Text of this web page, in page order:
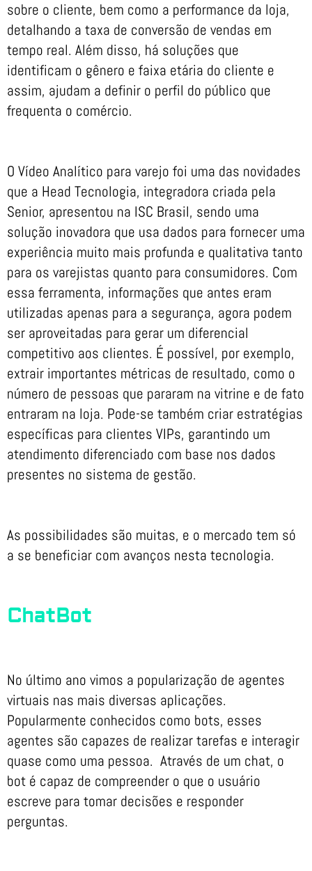
sobre o cliente, bem como a performance da loja,
detalhando a taxa de conversão de vendas em
tempo real. Além disso, há soluções que
identificam o gênero e faixa etária do cliente e
assim, ajudam a definir o perfil do público que
frequenta o comércio.
O Vídeo Analítico para varejo foi uma das novidades
que a Head Tecnologia, integradora criada pela
Senior, apresentou na ISC Brasil, sendo uma
solução inovadora que usa dados para fornecer uma
experiência muito mais profunda e qualitativa tanto
para os varejistas quanto para consumidores. Com
essa ferramenta, informações que antes eram
utilizadas apenas para a segurança, agora podem
ser aproveitadas para gerar um diferencial
competitivo aos clientes. É possível, por exemplo,
extrair importantes métricas de resultado, como o
número de pessoas que pararam na vitrine e de fato
entraram na loja. Pode-se também criar estratégias
específicas para clientes VIPs, garantindo um
atendimento diferenciado com base nos dados
presentes no sistema de gestão.
As possibilidades são muitas, e o mercado tem só
a se beneficiar com avanços nesta tecnologia.
ChatBot
No último ano vimos a popularização de agentes
virtuais nas mais diversas aplicações.
Popularmente conhecidos como bots, esses
agentes são capazes de realizar tarefas e interagir
quase como uma pessoa. Através de um chat, o
bot é capaz de compreender o que o usuário
escreve para tomar decisões e responder
perguntas.